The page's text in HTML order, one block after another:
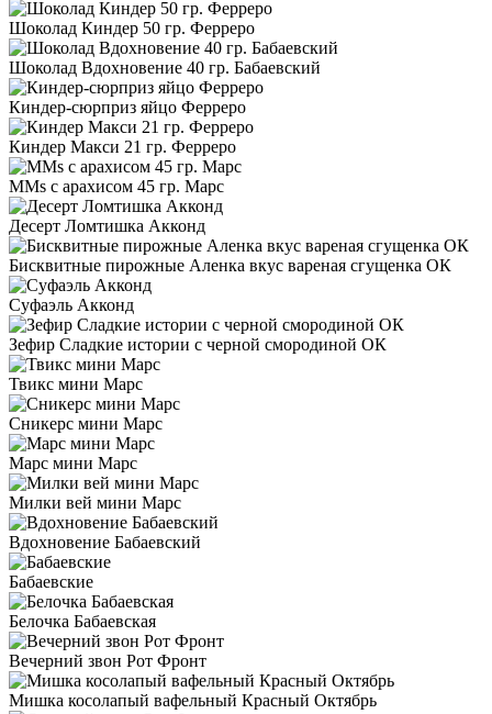
Шоколад Киндер 50 гр. Ферреро
Шоколад Вдохновение 40 гр. Бабаевский
Киндер-сюрприз яйцо Ферреро
Киндер Макси 21 гр. Ферреро
MMs с арахисом 45 гр. Марс
Десерт Ломтишка Акконд
Бисквитные пирожные Аленка вкус вареная сгущенка ОК
Суфаэль Акконд
Зефир Сладкие истории с черной смородиной ОК
Твикс мини Марс
Сникерс мини Марс
Марс мини Марс
Милки вей мини Марс
Вдохновение Бабаевский
Бабаевские
Белочка Бабаевская
Вечерний звон Рот Фронт
Мишка косолапый вафельный Красный Октябрь